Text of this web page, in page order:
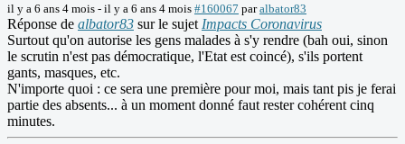
il y a 6 ans 4 mois - il y a 6 ans 4 mois #160067 paralbator83
Réponse de albator83 sur le sujet Impacts Coronavirus
Surtout qu'on autorise les gens malades à s'y rendre (bah oui, sinon
le scrutin n'est pas démocratique, l'Etat est coincé), s'ils portent
gants, masques, etc.
N'importe quoi : ce sera une première pour moi, mais tant pis je ferai
partie des absents... à un moment donné faut rester cohérent cinq
minutes.